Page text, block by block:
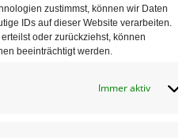
zustimmst, können wir Daten
IDs auf dieser Website verarbeiten.
oder zurückziehst, können
beeinträchtigt werden.
Immer aktiv